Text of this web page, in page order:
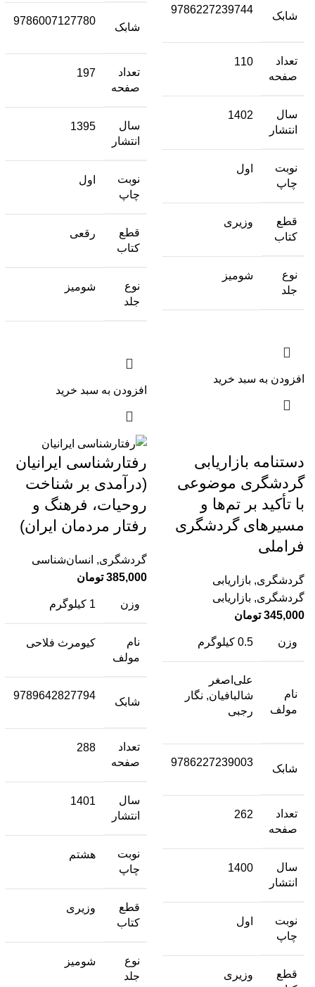
شابک
9786227239744
تعداد
صفحه
110
سال
انتشار
1402
نوبت
چاپ
اول
قطع
کتاب
وزیری
نوع
جلد
شومیز
افزودن به سبد خرید
شابک
9786007127780
تعداد
صفحه
197
سال
انتشار
1395
نوبت
چاپ
اول
قطع
کتاب
رقعی
نوع
جلد
شومیز
افزودن به سبد خرید
دستنامه بازاریابی
گردشگری موضوعی
با تأکید بر تم‌ها و
مسیرهای گردشگری
فراملی
گردشگری, بازاریابی
گردشگری, بازاریابی
345,000 تومان
وزن 0.5 کیلوگرم
نام
مولف
علی‌اصغر
شالبافیان, نگار
رجبی
شابک
9786227239003
تعداد
صفحه
262
سال
انتشار
1400
نوبت
چاپ
اول
قطع
وزیری
رفتارشناسی ایرانیان
(درآمدی بر شناخت
روحیات، فرهنگ و
رفتار مردمان ایران)
گردشگری, انسان‌شناسی
385,000 تومان
وزن 1 کیلوگرم
نام
مولف
کیومرث فلاحی
شابک
9789642827794
تعداد
صفحه
288
سال
انتشار
1401
نوبت
چاپ
هشتم
قطع
کتاب
وزیری
نوع
جلد
شومیز